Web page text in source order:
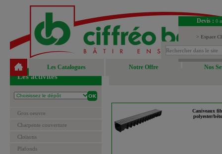
Devis : 0
> Espace
> Espace
Les Catalogues Notre Offre Nos
Les activités
Gros oeuvre
Charpente couverture
Cloisons
Plafonds
Caniveaux
polyester/